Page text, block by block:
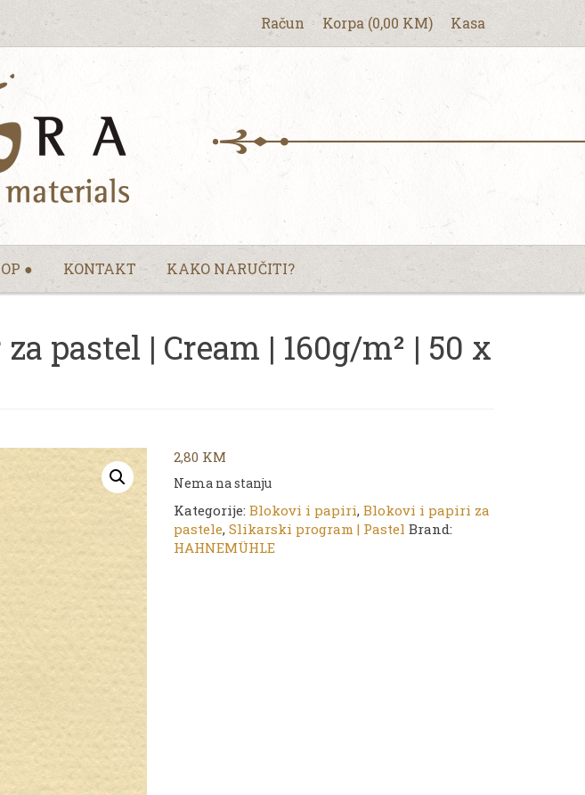
Račun Korpa (0,00 KM) Kasa
● KONTAKT KAKO NARUČITI?
pastel | Cream | 160g/m² | 50 x
2,80 KM
Nema na stanju
Kategorije: Blokovi i papiri, Blokovi i papiri za
pastele, Slikarski program | Pastel Brand:
HAHNEMÜHLE